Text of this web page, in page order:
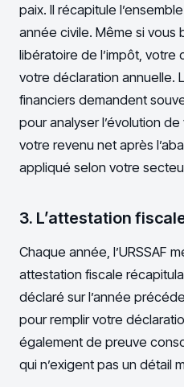
paix. Il récapitule
année civile. Même si
libératoire de l’impôt, votre
votre déclaration annuelle.
financiers demandent
pour analyser l’évolution
votre revenu net après
appliqué selon votre
3. L’attestation
Chaque année, l’URSSAF
attestation fiscale
déclaré sur l’année
pour remplir votre
également de preuve
qui n’exigent pas un détail